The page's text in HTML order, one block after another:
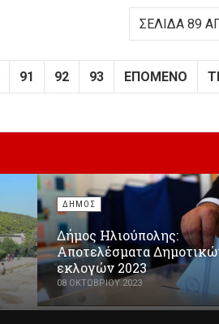
ΣΕΛΊΔΑ 89
91 92 93 ΕΠΌΜΕΝΟ
ΔΗΜΟΣ
Δήμος Ηλιούπολης:
Αποτελέσματα
εκλογών 2023
08 ΟΚΤΩΒΡΊΟΥ 2023